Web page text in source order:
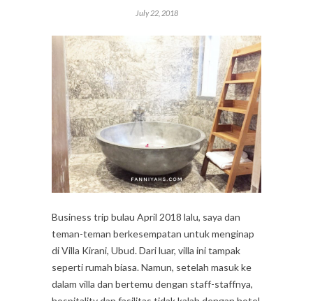
July 22, 2018
Business trip bulau April 2018 lalu, saya dan
teman-teman berkesempatan untuk menginap
di Villa Kirani, Ubud. Dari luar, villa ini tampak
seperti rumah biasa. Namun, setelah masuk ke
dalam villa dan bertemu dengan staff-staffnya,